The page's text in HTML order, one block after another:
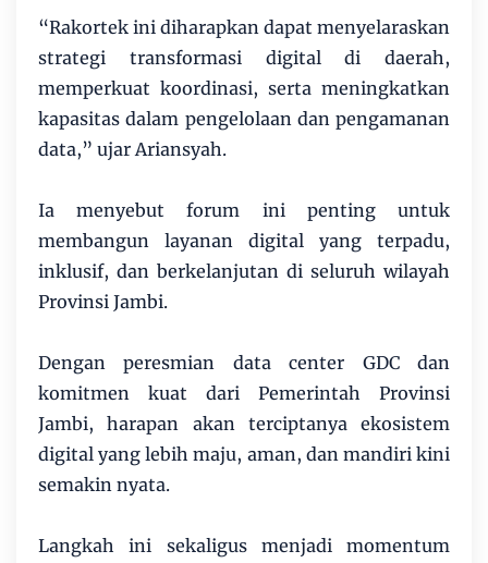
“Rakortek ini diharapkan dapat menyelaraskan
strategi transformasi digital di daerah,
memperkuat koordinasi, serta meningkatkan
kapasitas dalam pengelolaan dan pengamanan
data,” ujar Ariansyah.
Ia menyebut forum ini penting untuk
membangun layanan digital yang terpadu,
inklusif, dan berkelanjutan di seluruh wilayah
Provinsi Jambi.
Dengan peresmian data center GDC dan
komitmen kuat dari Pemerintah Provinsi
Jambi, harapan akan terciptanya ekosistem
digital yang lebih maju, aman, dan mandiri kini
semakin nyata.
Langkah ini sekaligus menjadi momentum